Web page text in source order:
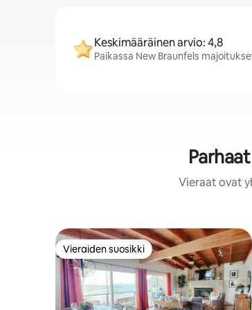
Keskimääräinen arvio: 4,8
Paikassa New Braunfels
Vieraat ovat
Vieraiden suosikki
Vieraiden suosikki